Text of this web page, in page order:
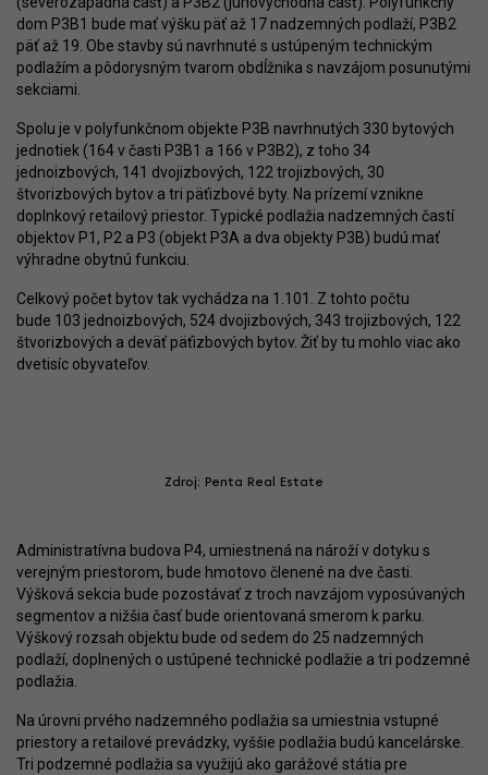
dom P3B1 bude mať výšku päť až 17 nadzemných podlaží, P3B2
päť až 19. Obe stavby sú navrhnuté s ustúpeným technickým
podlažím a pôdorysným tvarom obdĺžnika s navzájom posunutými
sekciami.
Spolu je v polyfunkčnom objekte P3B navrhnutých 330 bytových
jednotiek (164 v časti P3B1 a 166 v P3B2), z toho 34
jednoizbových, 141 dvojizbových, 122 trojizbových, 30
štvorizbových bytov a tri päťizbové byty. Na prízemí vznikne
doplnkový retailový priestor. Typické podlažia nadzemných častí
objektov P1, P2 a P3 (objekt P3A a dva objekty P3B) budú mať
výhradne obytnú funkciu.
Celkový počet bytov tak vychádza na 1.101. Z tohto počtu
bude 103 jednoizbových, 524 dvojizbových, 343 trojizbových, 122
štvorizbových a deväť päťizbových bytov. Žiť by tu mohlo viac ako
dvetisíc obyvateľov.
Zdroj: Penta Real Estate
Administratívna budova P4, umiestnená na nároží v dotyku s
verejným priestorom, bude hmotovo členené na dve časti.
Výšková sekcia bude pozostávať z troch navzájom vyposúvaných
segmentov a nižšia časť bude orientovaná smerom k parku.
Výškový rozsah objektu bude od sedem do 25 nadzemných
podlaží, doplnených o ustúpené technické podlažie a tri podzemné
podlažia.
Na úrovni prvého nadzemného podlažia sa umiestnia vstupné
priestory a retailové prevádzky, vyššie podlažia budú kancelárske.
Tri podzemné podlažia sa využijú ako garážové státia pre